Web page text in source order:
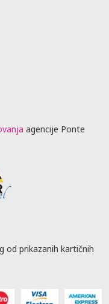
agencije Ponte
od prikazanih kartičnih